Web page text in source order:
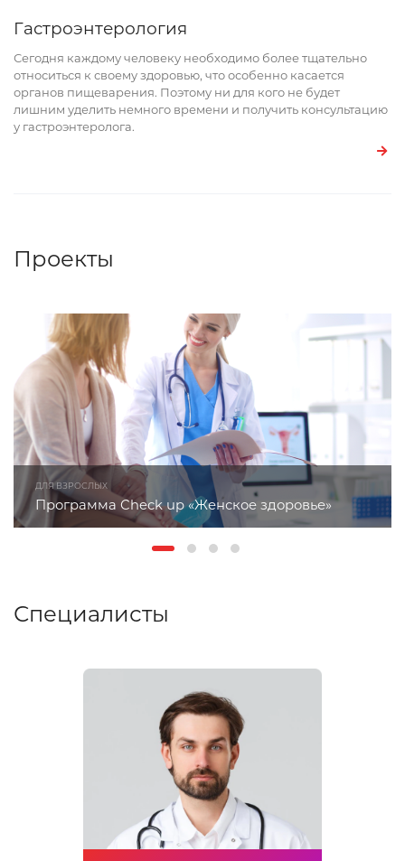
Гастроэнтерология
Сегодня каждому человеку необходимо более тщательно
относиться к своему здоровью, что особенно касается
органов пищеварения. Поэтому ни для кого не будет
лишним уделить немного времени и получить консультацию
у гастроэнтеролога.
Проекты
ДЛЯ ВЗРОСЛЫХ
Программа Check up «Женское здоровье»
Специалисты